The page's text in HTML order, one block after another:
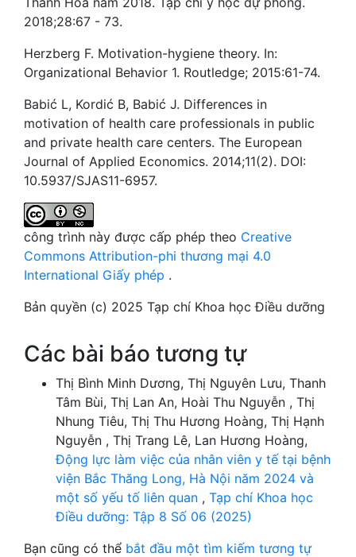
2018;28:67 - 73.
Herzberg F. Motivation-hygiene theory. In:
Organizational Behavior 1. Routledge; 2015:61-74.
Babić L, Kordić B, Babić J. Differences in
motivation of health care professionals in public
and private health care centers. The European
Journal of Applied Economics. 2014;11(2). DOI:
10.5937/SJAS11-6957.
công trình này được cấp phép theo Creative
Commons Attribution-phi thương mại 4.0
International Giấy phép .
Bản quyền (c) 2025 Tạp chí Khoa học Điều dưỡng
Các bài báo tương tự
Thị Bình Minh Dương, Thị Nguyên Lưu, Thanh
Tâm Bùi, Thị Lan An, Hoài Thu Nguyễn , Thị
Nhung Tiêu, Thị Thu Hương Hoàng, Thị Hạnh
Nguyễn , Thị Trang Lê, Lan Hương Hoàng,
Động lực làm việc của nhân viên y tế tại bệnh
viện Bắc Thăng Long, Hà Nội năm 2024 và
một số yếu tố liên quan , Tạp chí Khoa học
Điều dưỡng: Tập 8 Số 06 (2025)
Bạn cũng có thể bắt đầu một tìm kiếm tương tự